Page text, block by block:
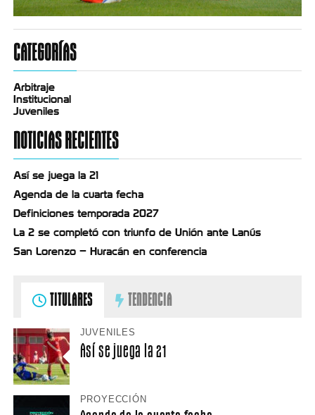
CATEGORÍAS
Arbitraje
Institucional
Juveniles
NOTICIAS RECIENTES
Así se juega la 21
Agenda de la cuarta fecha
Definiciones temporada 2027
La 2 se completó con triunfo de Unión ante Lanús
San Lorenzo – Huracán en conferencia
TITULARES TENDENCIA
JUVENILES
Así se juega la 21
PROYECCIÓN